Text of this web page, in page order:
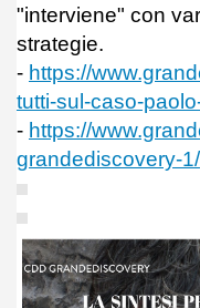
"interviene" con
strategie.
- https://
tutti-sul-caso-
- https://
grandediscovery-1/